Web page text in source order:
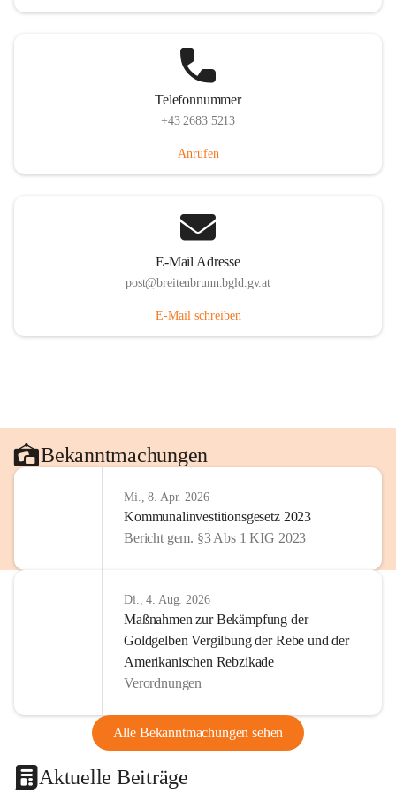
Telefonnummer
+43 2683 5213
Anrufen
E-Mail Adresse
post@breitenbrunn.bgld.gv.at
E-Mail schreiben
Bekanntmachungen
Mi., 8. Apr. 2026
Kommunalinvestitionsgesetz 2023
Bericht gem. §3 Abs 1 KIG 2023
Di., 4. Aug. 2026
Maßnahmen zur Bekämpfung der
Goldgelben Vergilbung der Rebe und der
Amerikanischen Rebzikade
Verordnungen
Alle Bekanntmachungen sehen
Aktuelle Beiträge